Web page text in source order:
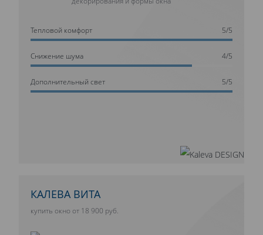
Тепловой комфорт 5/5
Cнижение шума 4/5
Дополнительный свет 5/5
КАЛЕВА ВИТА
купить окно от 18 900 руб.